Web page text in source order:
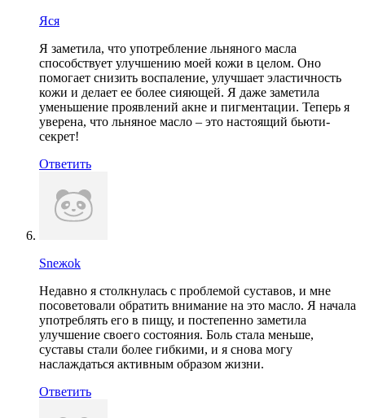
Яся
Я заметила, что употребление льняного масла
способствует улучшению моей кожи в целом. Оно
помогает снизить воспаление, улучшает эластичность
кожи и делает ее более сияющей. Я даже заметила
уменьшение проявлений акне и пигментации. Теперь я
уверена, что льняное масло – это настоящий бьюти-
секрет!
Ответить
Sneжok
Недавно я столкнулась с проблемой суставов, и мне
посоветовали обратить внимание на это масло. Я начала
употреблять его в пищу, и постепенно заметила
улучшение своего состояния. Боль стала меньше,
суставы стали более гибкими, и я снова могу
наслаждаться активным образом жизни.
Ответить